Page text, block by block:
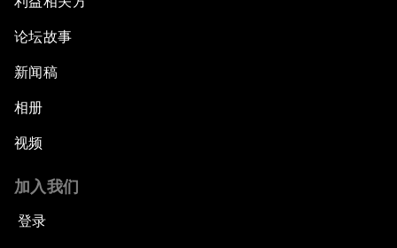
论坛故事
新闻稿
相册
视频
加入我们
登录